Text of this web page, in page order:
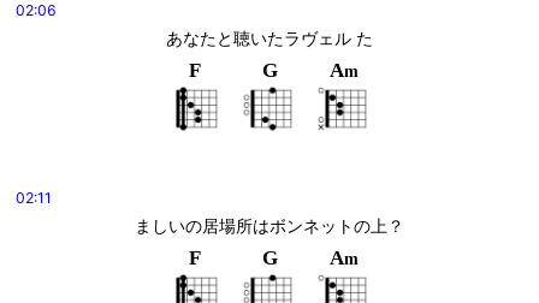
02:06
あなたと聴いたラヴェル た
F G Am
02:11
ましいの居場所はボンネットの上？
F G Am